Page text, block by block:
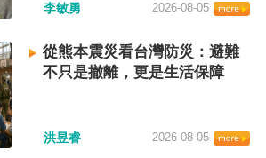
李敏勇 2026-08-05
從熊本震災看台灣防災：避難
不只是撤離，更是生活保障
洪昱睿 2026-08-05